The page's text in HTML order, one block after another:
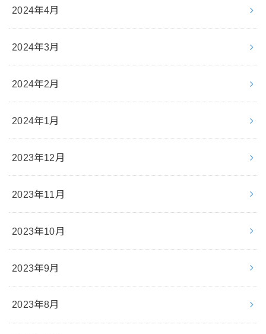
2024年4月
2024年3月
2024年2月
2024年1月
2023年12月
2023年11月
2023年10月
2023年9月
2023年8月